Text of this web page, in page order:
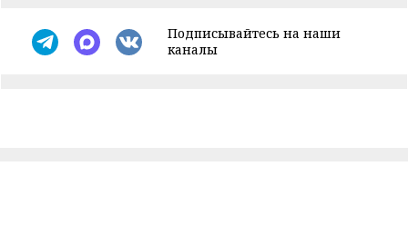
Подписывайтесь на наши
каналы